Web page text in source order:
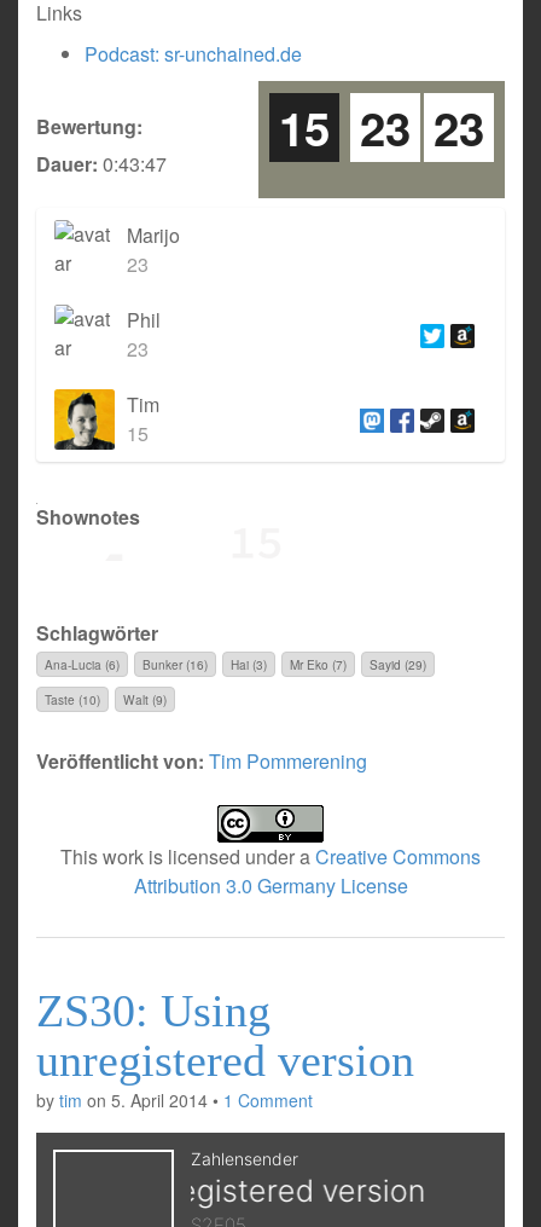
Links
Podcast: sr-unchained.de
Bewertung: 23
23
15
Dauer: 0:43:47
Marijo
23
Phil
23
Tim
15
Shownotes
Schlagwörter
Ana-Lucia (6) Bunker (16) Hai (3) Mr Eko (7)
Sayid (29)
Taste (10)
Walt (9)
Veröffentlicht von: Tim Pommerening
This work is licensed under aCreative Commons
Attribution 3.0 Germany License
ZS30: Using
unregistered version
by tim on 5. April 2014 • 1 Comment